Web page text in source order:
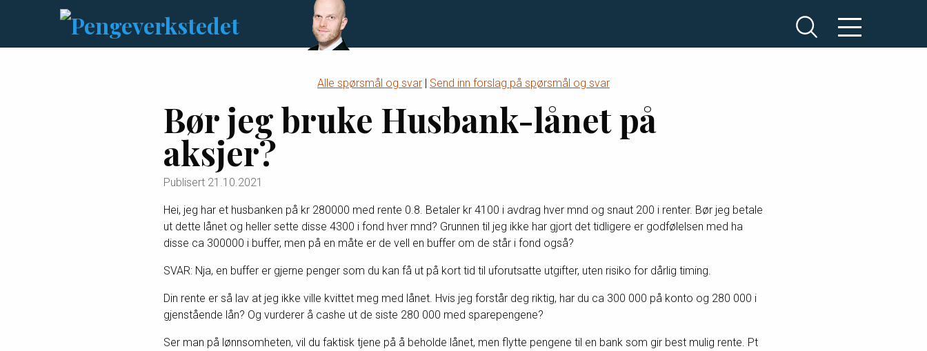
Alle spørsmål og svar | Send inn forslag på spørsmål og svar
Bør jeg bruke Husbank-lånet på
aksjer?
Publisert 21.10.2021
Hei, jeg har et husbanken på kr 280000 med rente 0.8. Betaler kr 4100 i avdrag hver mnd og snaut 200 i renter. Bør jeg betale
ut dette lånet og heller sette disse 4300 i fond hver mnd? Grunnen til jeg ikke har gjort det tidligere er godfølelsen med ha
disse ca 300000 i buffer, men på en måte er de vell en buffer om de står i fond også?
SVAR: Nja, en buffer er gjerne penger som du kan få ut på kort tid til uforutsatte utgifter, uten risiko for dårlig timing.
Din rente er så lav at jeg ikke ville kvittet meg med lånet. Hvis jeg forstår deg riktig, har du ca 300 000 på konto og 280 000 i
gjenstående lån? Og vurderer å cashe ut de siste 280 000 med sparepengene?
Ser man på lønnsomheten, vil du faktisk tjene på å beholde lånet, men flytte pengene til en bank som gir best mulig rente. Pt